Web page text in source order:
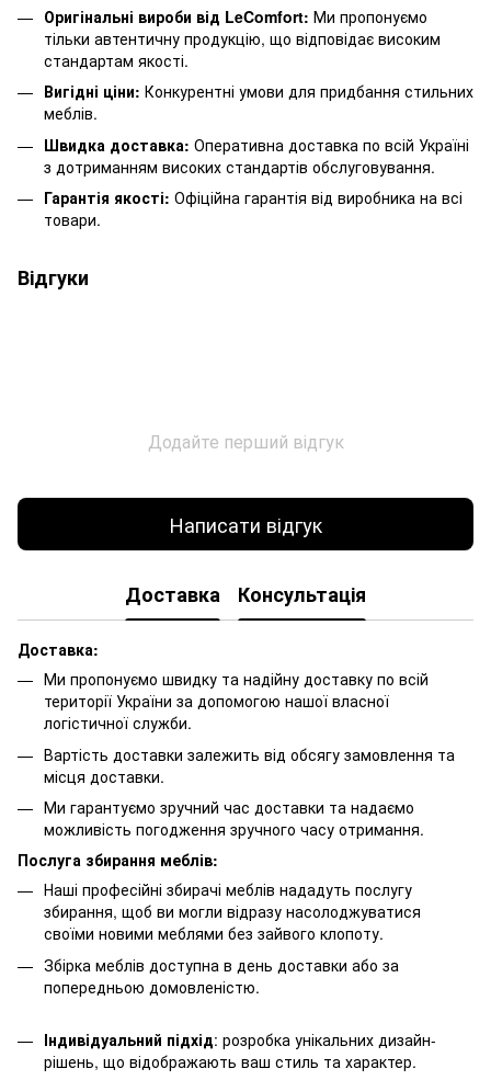
Оригінальні вироби від LeComfort: Ми пропонуємо
тільки автентичну продукцію, що відповідає високим
стандартам якості.
Вигідні ціни: Конкурентні умови для придбання стильних
меблів.
Швидка доставка: Оперативна доставка по всій Україні
з дотриманням високих стандартів обслуговування.
Гарантія якості: Офіційна гарантія від виробника на всі
товари.
Відгуки
Додайте перший відгук
Написати відгук
Доставка Консультація
Доставка:
Ми пропонуємо швидку та надійну доставку по всій
території України за допомогою нашої власної
логістичної служби.
Вартість доставки залежить від обсягу замовлення та
місця доставки.
Ми гарантуємо зручний час доставки та надаємо
можливість погодження зручного часу отримання.
Послуга збирання меблів:
Наші професійні збирачі меблів нададуть послугу
збирання, щоб ви могли відразу насолоджуватися
своїми новими меблями без зайвого клопоту.
Збірка меблів доступна в день доставки або за
попередньою домовленістю.
Індивідуальний підхід: розробка унікальних дизайн-
рішень, що відображають ваш стиль та характер.